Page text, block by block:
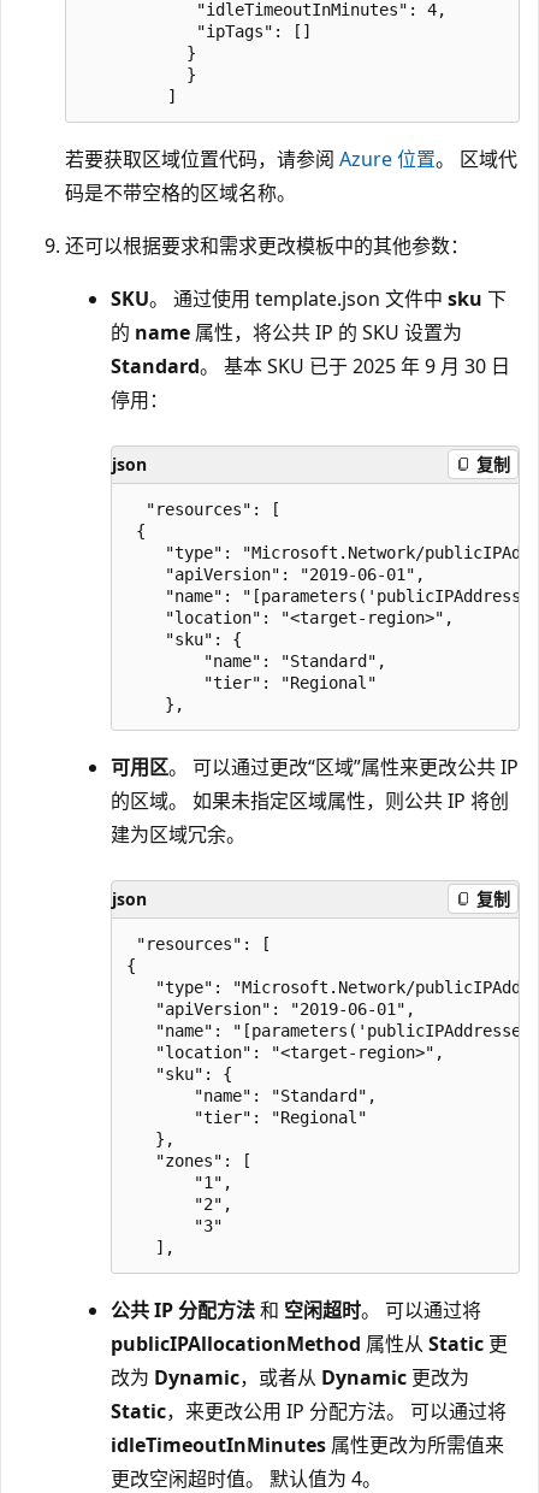
            "idleTimeoutInMinutes": 4,
            "ipTags": []
           }
           }
若要获取区域位置代码，请参阅 Azure 位置。 区域代
码是不带空格的区域名称。
还可以根据要求和需求更改模板中的其他参数：
SKU。 通过使用 template.json 文件中 sku 下
的 name 属性，将公共 IP 的 SKU 设置为
Standard。 基本 SKU 已于 2025 年 9 月 30 日
停用：
json 复制
  "resources": [
{
"type": "Microsoft.Network/
    "apiVersion": "2019-06-01",
"name":
    "location": "<target-region>",
    "sku": {
        "name": "Standard",
        "tier": "Regional"
可用区。 可以通过更改“区域”属性来更改公共 IP
的区域。 如果未指定区域属性，则公共 IP 将创
建为区域冗余。
json 复制
"resources": [
{
"type": "Microsoft.Network/
   "apiVersion": "2019-06-01",
"name":
   "location": "<target-region>",
   "sku": {
       "name": "Standard",
       "tier": "Regional"
   },
   "zones": [
       "1",
       "2",
       "3"
公共 IP 分配方法和 空闲超时。 可以通过将
publicIPAllocationMethod 属性从 Static 更
改为 Dynamic，或者从 Dynamic 更改为
Static，来更改公用 IP 分配方法。 可以通过将
idleTimeoutInMinutes 属性更改为所需值来
更改空闲超时值。 默认值为 4。